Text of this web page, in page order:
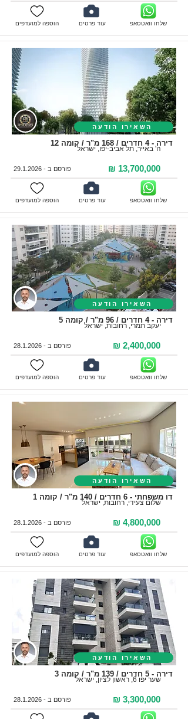
הוספה למועדפים שלחו וואטסאפ עוד פרטים
השאירו הודעה
דירה - 4 חדרים / 168 מ"ר / קומה 12
ה' באייר, תל אביב-יפו, ישראל
13,700,000 ₪ פורסם ב -29.1.2026
הוספה למועדפים שלחו וואטסאפ עוד פרטים
השאירו הודעה
דירה - 4 חדרים / 96 מ"ר / קומה 5
יעקב תמרי, רחובות, ישראל
2,400,000 ₪ פורסם ב -28.1.2026
הוספה למועדפים שלחו וואטסאפ עוד פרטים
השאירו הודעה
דו משפחתי - 6 חדרים / 140 מ"ר / קומה 1
שלום צעידי, רחובות, ישראל
4,800,000 ₪ פורסם ב -28.1.2026
הוספה למועדפים שלחו וואטסאפ עוד פרטים
השאירו הודעה
דירה - 5 חדרים / 139 מ"ר / קומה 3
שער יפו 6, ראשון לציון, ישראל
3,300,000 ₪ פורסם ב -28.1.2026